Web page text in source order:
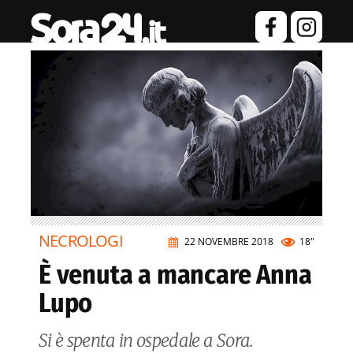
22 NOVEMBRE 2018 18"
NECROLOGI
È venuta a mancare Anna
Lupo
Si è spenta in ospedale a Sora.